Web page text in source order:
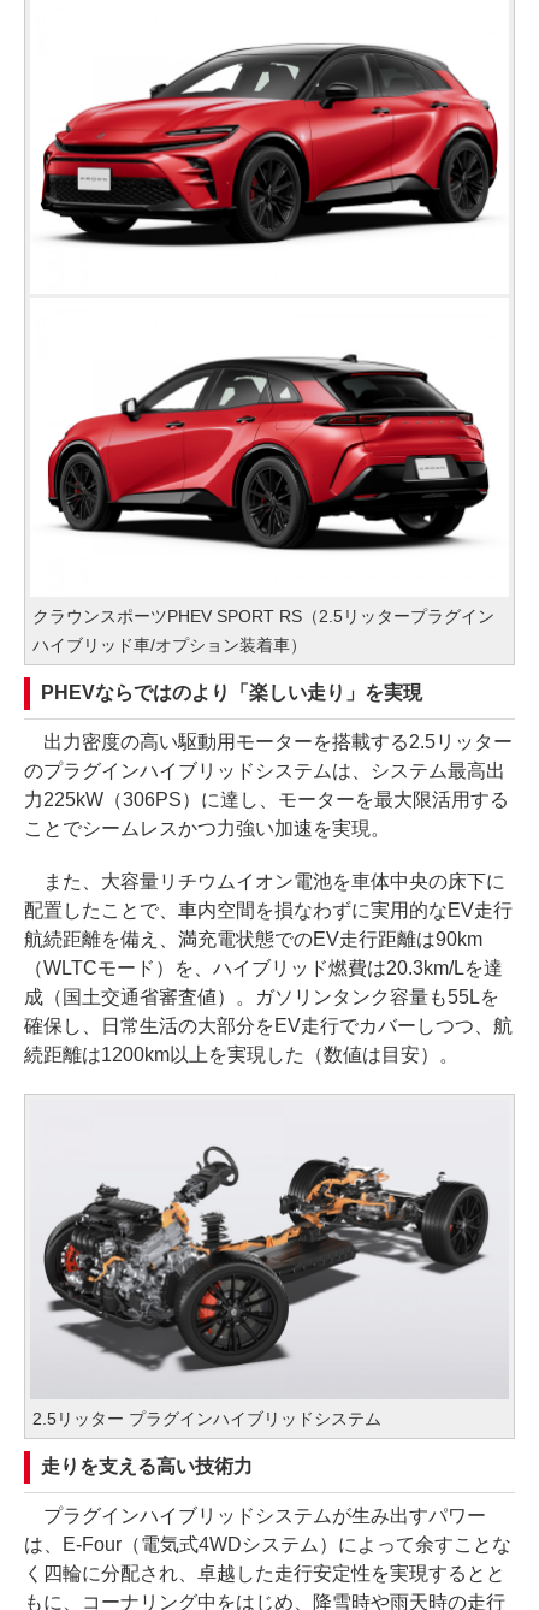
クラウンスポーツPHEV SPORT RS（2.5リッタープラグイン
ハイブリッド車/オプション装着車）
PHEVならではのより「楽しい走り」を実現
出力密度の高い駆動用モーターを搭載する2.5リッター
のプラグインハイブリッドシステムは、システム最高出
力225kW（306PS）に達し、モーターを最大限活用する
ことでシームレスかつ力強い加速を実現。
また、大容量リチウムイオン電池を車体中央の床下に
配置したことで、車内空間を損なわずに実用的なEV走行
航続距離を備え、満充電状態でのEV走行距離は90km
（WLTCモード）を、ハイブリッド燃費は20.3km/Lを達
成（国土交通省審査値）。ガソリンタンク容量も55Lを
確保し、日常生活の大部分をEV走行でカバーしつつ、航
続距離は1200km以上を実現した（数値は目安）。
2.5リッター プラグインハイブリッドシステム
走りを支える高い技術力
プラグインハイブリッドシステムが生み出すパワー
は、E-Four（電気式4WDシステム）によって余すことな
く四輪に分配され、卓越した走行安定性を実現するとと
もに、コーナリング中をはじめ、降雪時や雨天時の走行